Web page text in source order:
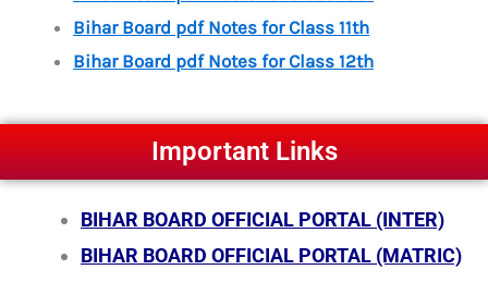
Bihar Board pdf Notes for Class 11th
Bihar Board pdf Notes for Class 12th
Important Links
BIHAR BOARD OFFICIAL PORTAL (INTER)
BIHAR BOARD OFFICIAL PORTAL (MATRIC)